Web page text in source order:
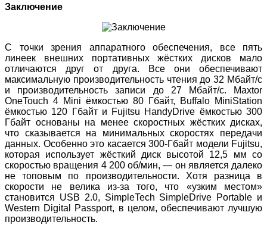
Заключение
С точки зрения аппаратного обеспечения, все пять
линеек внешних портативных жёстких дисков мало
отличаются друг от друга. Все они обеспечивают
максимальную производительность чтения до 32 Мбайт/с
и производительность записи до 27 Мбайт/с. Maxtor
OneTouch 4 Mini ёмкостью 80 Гбайт, Buffalo MiniStation
ёмкостью 120 Гбайт и Fujitsu HandyDrive ёмкостью 300
Гбайт основаны на менее скоростных жёстких дисках,
что сказывается на минимальных скоростях передачи
данных. Особенно это касается 300-Гбайт модели Fujitsu,
которая использует жёсткий диск высотой 12,5 мм со
скоростью вращения 4 200 об/мин, — он является далеко
не топовым по производительности. Хотя разница в
скорости не велика из-за того, что «узким местом»
становится USB 2.0, SimpleTech SimpleDrive Portable и
Western Digital Passport, в целом, обеспечивают лучшую
производительность.